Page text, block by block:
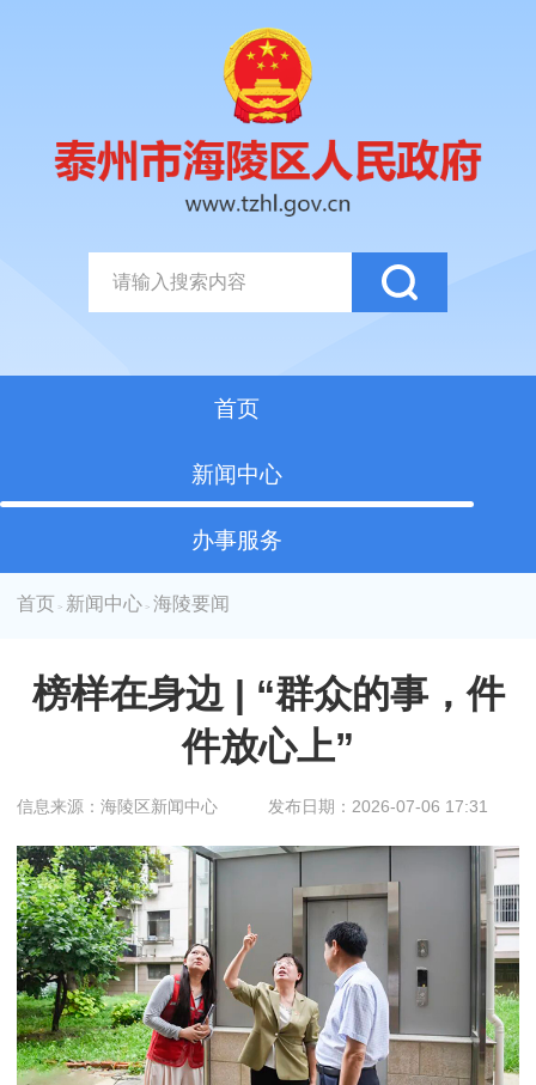
首页
新闻中心
办事服务
首页 > 新闻中心 > 海陵要闻
榜样在身边 | “群众的事，件
件放心上”
信息来源：海陵区新闻中心 发布日期：2026-07-06 17:31